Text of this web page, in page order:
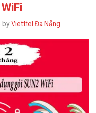
byVietttel Đà Nẵng